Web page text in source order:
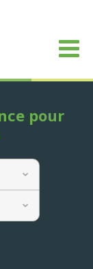
pour